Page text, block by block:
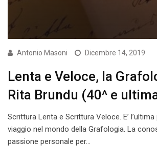
Antonio Masoni Dicembre 14, 2019
Lenta e Veloce, la
Rita Brundu (40^ e
Scrittura Lenta e Scrittura Veloce. E’
viaggio nel mondo della Grafologia. La
passione personale per…